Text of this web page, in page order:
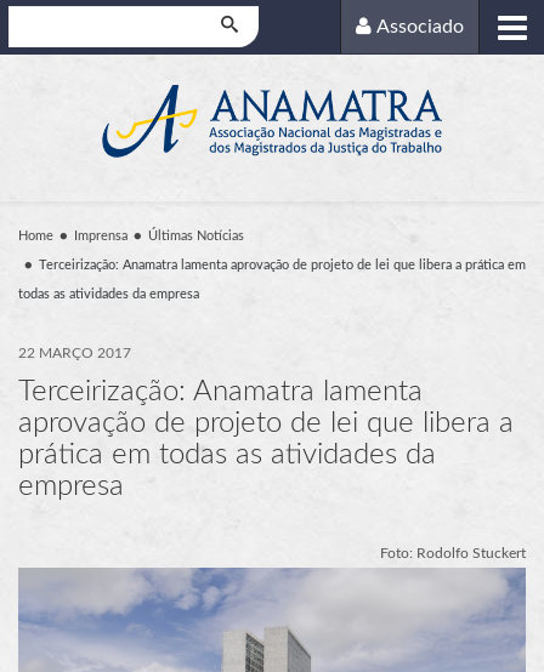
Associado
Home Imprensa Últimas Notícias
Terceirização: Anamatra lamenta aprovação de projeto de lei que libera a prática em
todas as atividades da empresa
22 MARÇO 2017
Terceirização: Anamatra lamenta
aprovação de projeto de lei que libera a
prática em todas as atividades da
empresa
Foto: Rodolfo Stuckert